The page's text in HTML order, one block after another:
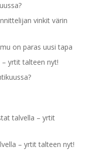
vinkit värin
on paras uusi tapa
yrtit talteen nyt!
talvella – yrtit
– yrtit talteen nyt!